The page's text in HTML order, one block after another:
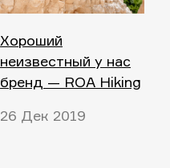
Хороший
неизвестный у нас
бренд — ROA Hiking
26 Дек 2019